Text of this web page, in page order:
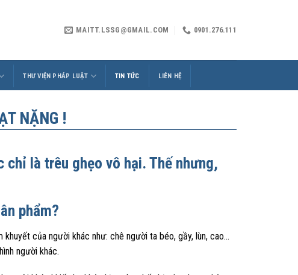
MAITT.LSSG@GMAIL.COM 0901.276.111
THƯ VIỆN PHÁP LUẬT TIN TỨC LIÊN HỆ
NẶNG !
là trêu ghẹo vô hại. Thế nhưng,
phẩm?
của người khác như: chê người ta béo, gầy, lùn, cao…
người khác.